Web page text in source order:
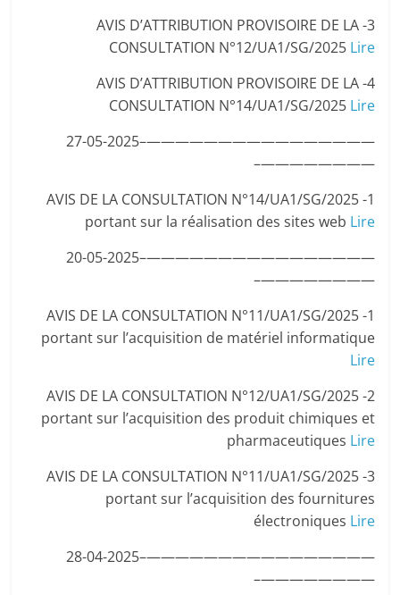
3- AVIS D’ATTRIBUTION PROVISOIRE DE LA
CONSULTATION N°12/UA1/SG/2025 Lire
4- AVIS D’ATTRIBUTION PROVISOIRE DE LA
CONSULTATION N°14/UA1/SG/2025 Lire
————————————————–27-05-2025
————————–
1- AVIS DE LA CONSULTATION N°14/UA1/SG/2025
portant sur la réalisation des sites web Lire
————————————————–20-05-2025
————————–
1- AVIS DE LA CONSULTATION N°11/UA1/SG/2025
portant sur l’acquisition de matériel informatique
Lire
2- AVIS DE LA CONSULTATION N°12/UA1/SG/2025
portant sur l’acquisition des produit chimiques et
pharmaceutiques Lire
3- AVIS DE LA CONSULTATION N°11/UA1/SG/2025
portant sur l’acquisition des fournitures
électroniques Lire
————————————————–28-04-2025
————————–